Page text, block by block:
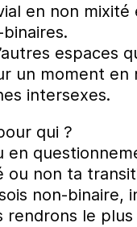
en non
espaces
un moment
intersexes.
qui ?
en
ou non ta
non-binaire,
rendrons le